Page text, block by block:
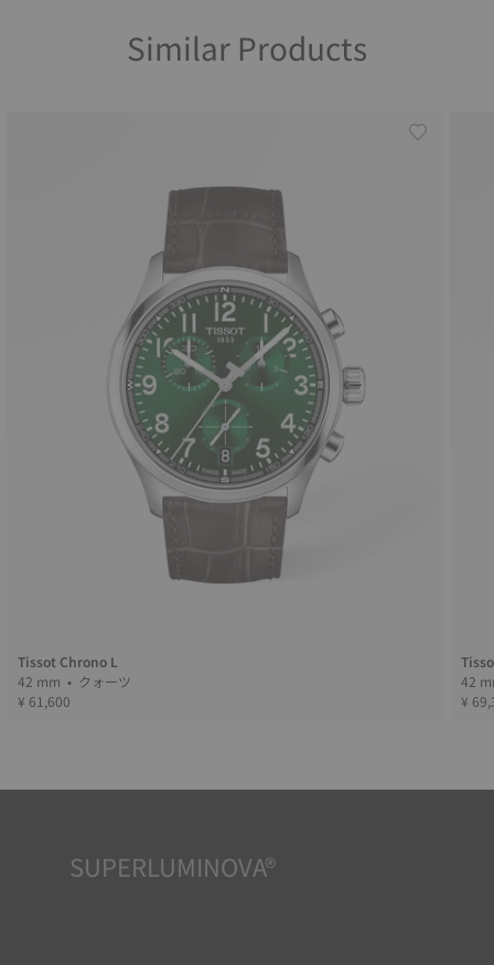
Similar Products
Tissot Chrono L
42 mm • クォーツ
¥ 61,600
¥
SUPERLUMINOVA®